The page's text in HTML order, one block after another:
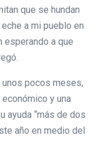
que se hundan
a mi pueblo en
a que
unos pocos meses,
y una
ayuda “más de dos
año en medio del